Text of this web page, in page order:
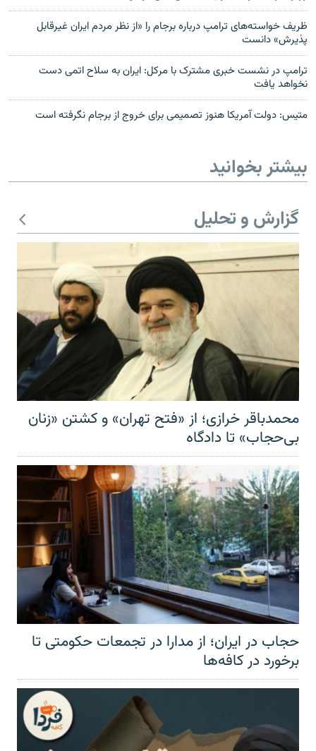
ظریف خواسته‌های ترامپ درباره برجام را «از نظر مردم ایران غیرقابل
پذیرش» دانست
ترامپ در نشست خبری مشترک با مرکل: ایران به سلاح اتمی دست
نخواهد یافت
متیس: دولت آمریکا هنوز تصمیمی برای خروج از برجام نگرفته است
بیشتر بخوانید
گزارش و تحلیل
محمدباقر خرازی؛ از «فتح تهران» و کشتن «زنان
بی‌حجاب» تا دادگاه
حجاب در ایران؛ از مدارا در تجمعات حکومتی تا
برخورد در کافه‌ها